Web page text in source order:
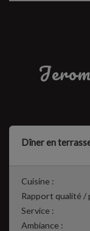
Dîner en
Cuisine :
Rapport qualité /
Service :
Ambiance :